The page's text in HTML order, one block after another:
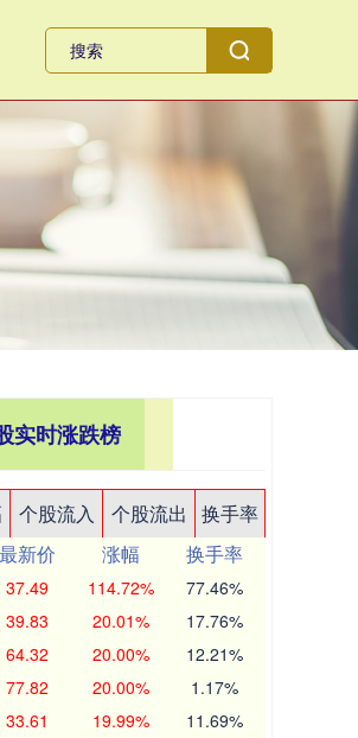
实时涨跌榜
个股流入 个股流出
换手率
最新价 涨幅
换手率
37.49 114.72% 77.46%
39.83 20.01% 17.76%
64.32 20.00% 12.21%
77.82 20.00% 1.17%
33.61 19.99% 11.69%